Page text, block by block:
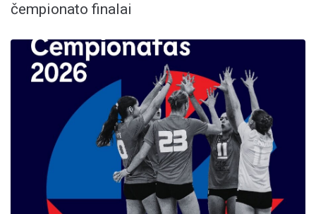
čempionato finalai